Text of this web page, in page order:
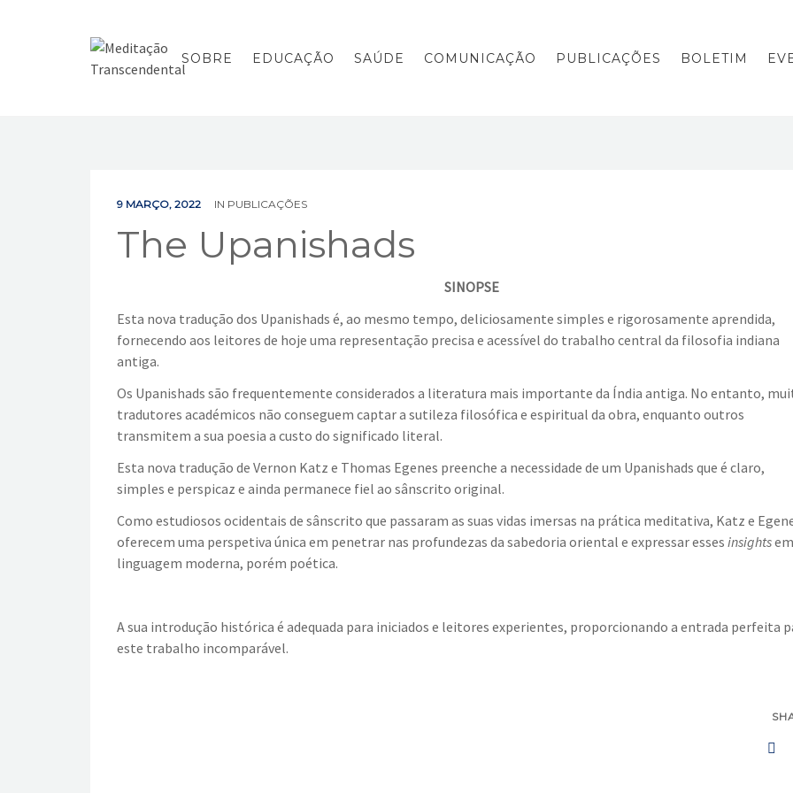
SOBRE EDUCAÇÃO SAÚDE COMUNICAÇÃO PUBLICAÇÕES BOLETIM
9 MARÇO, 2022 IN PUBLICAÇÕES
The Upanishads
SINOPSE
Esta nova tradução dos Upanishads é, ao mesmo tempo, deliciosamente simples e rigorosamente aprendida,
fornecendo aos leitores de hoje uma representação precisa e acessível do trabalho central da filosofia indiana
antiga.
Os Upanishads são frequentemente considerados a literatura mais importante da Índia antiga. No entanto,
tradutores académicos não conseguem captar a sutileza filosófica e espiritual da obra, enquanto outros
transmitem a sua poesia a custo do significado literal.
Esta nova tradução de Vernon Katz e Thomas Egenes preenche a necessidade de um Upanishads que é claro,
simples e perspicaz e ainda permanece fiel ao sânscrito original.
Como estudiosos ocidentais de sânscrito que passaram as suas vidas imersas na prática meditativa, Katz e
oferecem uma perspetiva única em penetrar nas profundezas da sabedoria oriental e expressar esses insightsem
linguagem moderna, porém poética.
A sua introdução histórica é adequada para iniciados e leitores experientes, proporcionando a entrada perfeita
este trabalho incomparável.